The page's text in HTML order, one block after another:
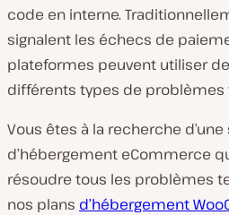
code en interne.
signalent les échecs de
plateformes peuvent utiliser
différents types de problèmes
Vous êtes à la recherche
d’hébergement eCommerce
résoudre tous les problèmes
nos plans d’hébergement